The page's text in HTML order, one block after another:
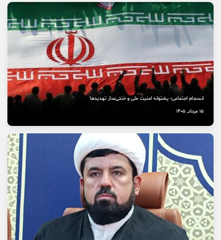
انسجام اجتماعی؛ پشتوانه امنیت ملی و خنثی‌ساز تهدیدها
15 مرداد, 1405